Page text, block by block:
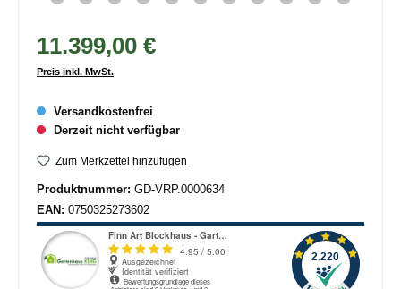
11.399,00 €
Preis inkl. MwSt.
Versandkostenfrei
Derzeit nicht verfügbar
Zum Merkzettel hinzufügen
Produktnummer: GD-VRP.0000634
EAN: 0750325273602